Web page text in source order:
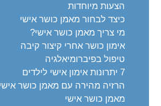
הצעות מיוחדות
כיצד לבחור מאמן כושר אישי
מי צריך מאמן כושר אישי?
אימון כושר אחרי קיצור קיבה
טיפול בפיברומיאלגיה
7 יתרונות אימון אישי לילדים
הרזיה מהירה עם מאמן כושר אישי
מאמן כושר אישי